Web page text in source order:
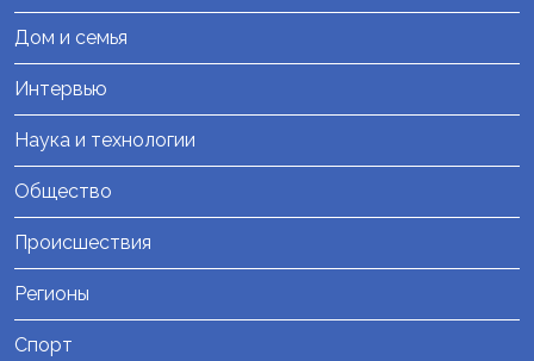
Дом и семья
Интервью
Наука и технологии
Общество
Происшествия
Регионы
Спорт